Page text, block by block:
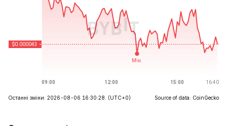
Останні зміни: 2026-08-06 16:30:28. (UTC+0) Source of data: CoinGecko